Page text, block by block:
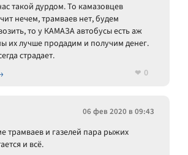
такой дурдом. То камазовцев
нечем, трамваев нет, будем
то у КАМАЗА автобусы есть аж
их лучше продадим и получим денег.
страдает.
0
06 фев 2020 в 09:43
трамваев и газелей пара рыжих
и всё.